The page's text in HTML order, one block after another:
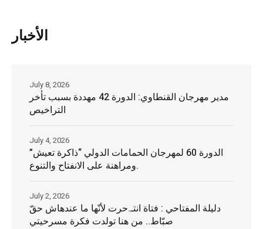
الأخبار
مدير مهرجان القنطاوي: الدورة 42 مهددة بسبب تأخر
التراخيص
July 8, 2026
الدورة 60 لمهرجان الحمامات الدولي “ذاكرة تعيش”
ومراهنة على الانفتاح والتنوع.
July 4, 2026
دليلة المفتاحي : فتاة انتـ.حرت لأنّها ما عندهاش حقّ
صبّاط.. من هنا تولدت فكرة مسرحيتي
July 2, 2026